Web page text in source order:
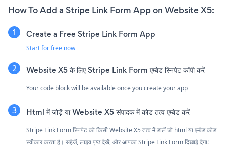
How To Add a Stripe Link Form App on Website X5:
Create a Free Stripe Link Form App
Start for free now
Website X5 के लिए Stripe Link Form एम्बेड स्निपेट कॉपी करें
Your code block will be available once you create your app
Html में जोड़ें या Website X5 संपादक में कोड तत्व एम्बेड करें
Stripe Link Form स्निपेट को किसी Website X5 तत्व में डालें जो html या एम्बेड कोड
स्वीकार करता है। सहेजें, लाइव पृष्ठ देखें, और आपका Stripe Link Form दिखाई देगा!